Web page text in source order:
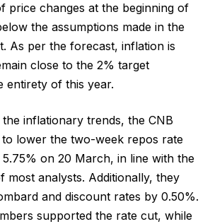
price changes at the beginning of
the assumptions made in the
As per the forecast, inflation is
close to the 2% target
entirety of this year.
the inflationary trends, the CNB
to lower the two-week repos rate
on 20 March, in line with the
most analysts. Additionally, they
and discount rates by 0.50%.
supported the rate cut, while